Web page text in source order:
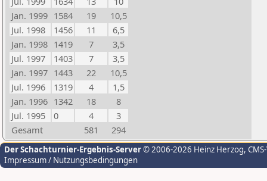
Jan. 1999 1584 19
10,5
Jul. 1998
1456 11
6,5
Jan. 1998 1419 7
3,5
Jul. 1997
1403 7
3,5
Jan. 1997 1443 22
10,5
Jul. 1996
1319 4
1,5
Jan. 1996 1342 18
8
Jul. 1995
0 4
3
Gesamt
581 294
Der Schachturnier-Ergebnis-Server© 2006-2026 Heinz Herzog,
Impressum / Nutzungsbedingungen